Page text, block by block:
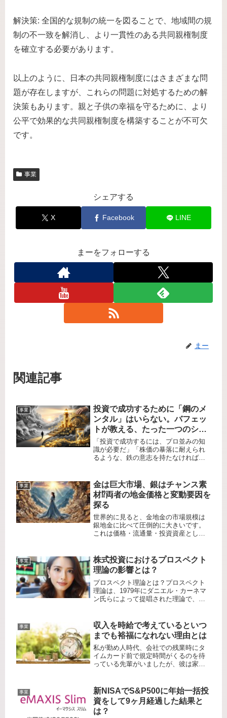
解決策: 全国的な規制の統一を図ることで、地域間の規
制の不一致を解消し、より一貫性のある共同親権制度
を確立する必要があります。
以上のように、日本の共同親権制度にはさまざまな問
題が存在しますが、これらの問題に対処するための解
決策もあります。親と子供の幸福を守るために、より
公平で効果的な共同親権制度を構築することが不可欠
です。
事業
シェアする
X Facebook LINE
まーをフォローする
まー
関連記事
事業
投資で成功するために「鋼のメ
ンタル」はいらない。バフェッ
トが教える、たった一つのシン
プルな習慣
「投資で成功するには、プロ並みの知
識が必要だ」「株価の暴落に耐えられ
るような、鉄の意志を持たなければな
スしてください。実は、世界で最も成
功した投資家の一人、ウォーレン・バ
フ...
事業
金は巨大市場、銀はチャンス素
材⁉️両者の地金価格と変動要因を
探る
世界的に見ると、金地金の市場規模は
銀地金に比べて圧倒的に大きいです。
これは価格・流通量・投資資産として
金の年間生産量は約3,100トン、銀は約
26,000トンと銀のほうが物...
事業
株式投資におけるプロスペクト
理論の影響とは？
プロスペクト理論とは？プロスペクト
理論は、1979年にダニエル・カーネマ
ン氏らによって提唱された理論で、人
す。ダニエル・カーネマン：Wikipedia
より引用この理論は、従...
事業
収入を時給で考えているといつ
までも裕福になれない理由とは
私が勤め人時代、会社での残業時にタ
イムカード前で規定時間がくるのを待
っている先輩がいましたが、彼は家と
からこのくらいのお金稼いだってやつ
です。自分の収入を時給で換算して考
え...
事業
新NISAでS&P500に年始一括投
資をして9ヶ月経過した結果と
は？